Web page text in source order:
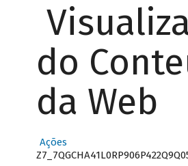
do
da Web
Ações